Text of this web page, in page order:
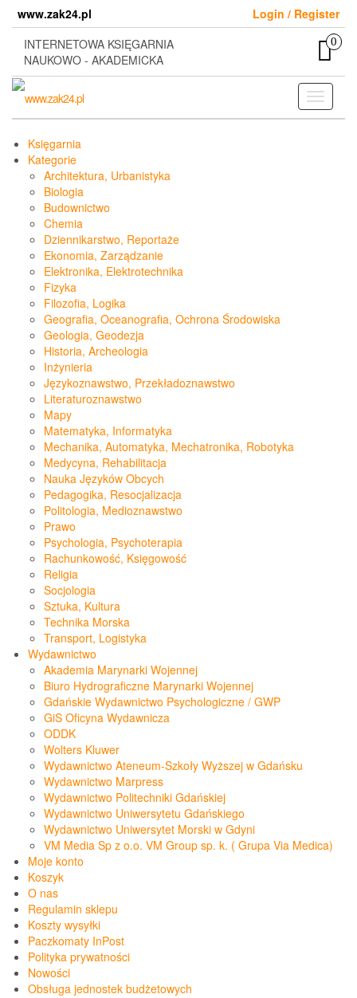
content
www.zak24.pl
Login / Register
INTERNETOWA KSIĘGARNIA
NAUKOWO - AKADEMICKA
0
Toggle
Księgarnia
Kategorie
Architektura, Urbanistyka
Biologia
Budownictwo
Chemia
Dziennikarstwo, Reportaże
Ekonomia, Zarządzanie
Elektronika, Elektrotechnika
Fizyka
Filozofia, Logika
Geografia, Oceanografia, Ochrona Środowiska
Geologia, Geodezja
Historia, Archeologia
Inżynieria
Językoznawstwo, Przekładoznawstwo
Literaturoznawstwo
Mapy
Matematyka, Informatyka
Mechanika, Automatyka, Mechatronika, Robotyka
Medycyna, Rehabilitacja
Nauka Języków Obcych
Pedagogika, Resocjalizacja
Politologia, Medioznawstwo
Prawo
Psychologia, Psychoterapia
Rachunkowość, Księgowość
Religia
Socjologia
Sztuka, Kultura
Technika Morska
Transport, Logistyka
Wydawnictwo
Akademia Marynarki Wojennej
Biuro Hydrograficzne Marynarki Wojennej
Gdańskie Wydawnictwo Psychologiczne / GWP
GiS Oficyna Wydawnicza
ODDK
Wolters Kluwer
Wydawnictwo Ateneum-Szkoły Wyższej w Gdańsku
Wydawnictwo Marpress
Wydawnictwo Politechniki Gdańskiej
Wydawnictwo Uniwersytetu Gdańskiego
Wydawnictwo Uniwersytet Morski w Gdyni
VM Media Sp z o.o. VM Group sp. k. ( Grupa Via Medica)
Moje konto
Koszyk
O nas
Regulamin sklepu
Koszty wysyłki
Paczkomaty InPost
Polityka prywatności
Nowości
Obsługa jednostek budżetowych